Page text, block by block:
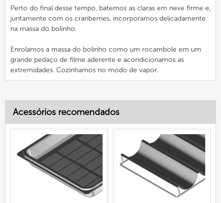
Perto do final desse tempo, batemos as claras em neve firme e,
juntamente com os cranberries, incorporamos delicadamente
na massa do bolinho.
Enrolamos a massa do bolinho como um rocambole em um
grande pedaço de filme aderente e acondicionamos as
extremidades. Cozinhamos no modo de vapor.
Acessórios recomendados